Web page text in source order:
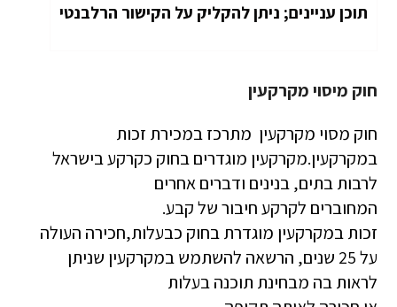
תוכן עניינים; ניתן להקליק על הקישור הרלבנטי
חוק מיסוי מקרקעין
חוק מסוי מקרקעין מתרכז במכירת זכות
במקרקעין.מקרקעין מוגדרים בחוק כקרקע בישראל
לרבות בתים, בנינים ודברים אחרים
המחוברים לקרקע חיבור של קבע.
זכות במקרקעין מוגדרת בחוק כבעלות,חכירה העולה
על 25 שנים, הרשאה להשתמש במקרקעין שניתן
לראות בה מבחינת תוכנה בעלות